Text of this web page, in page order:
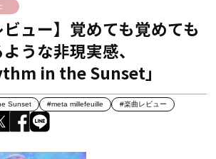
ビュー】覚めても覚めても
うな非現実感、
in the Sunset」
Sunset #meta millefeuille #楽曲レビュー